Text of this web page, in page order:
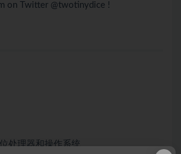
on Twitter @twotinydice !
处理器和操作系统